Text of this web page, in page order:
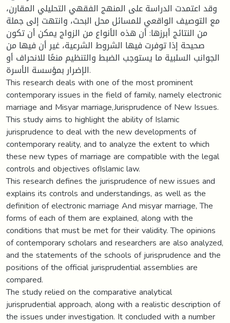
وقد اعتمدت الدراسة على المنهج الفقهي التحليلي المقارن،
مع التوصيف الواقعي للمسائل محل البحث، وانتهت إلى جملة
من النتائج أبرزها: أن هذه الأنواع من الزواج يمكن أن تكون
صحيحة إذا توفرت فيها الشروط الشرعية، غير أن فيها من
الجوانب السلبية ما يستوجب الضبط والتنظيم منعًا للانحراف أو
الإضرار بمؤسسة الأسرة.
This research deals with one of the most prominent
contemporary issues in the field of family, namely electronic
marriage and Misyar marriage,Jurisprudence of New Issues.
This study aims to highlight the ability of Islamic
jurisprudence to deal with the new developments of
contemporary reality, and to analyze the extent to which
these new types of marriage are compatible with the legal
controls and objectives ofIslamic law.
This research defines the jurisprudence of new issues and
explains its controls and understandings, as well as the
definition of electronic marriage And misyar marriage, The
forms of each of them are explained, along with the
conditions that must be met for their validity. The opinions
of contemporary scholars and researchers are also analyzed,
and the statements of the schools of jurisprudence and the
positions of the official jurisprudential assemblies are
compared.
The study relied on the comparative analytical
jurisprudential approach, along with a realistic description of
the issues under investigation. It concluded with a number